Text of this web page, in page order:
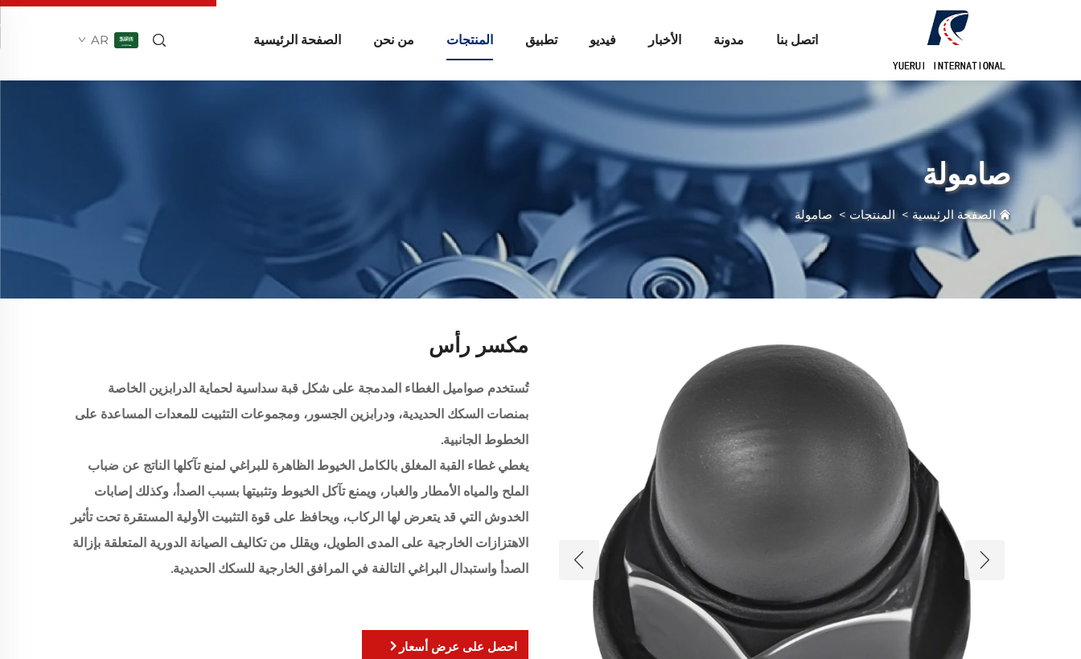
الصفحة الرئيسية من نحن المنتجات تطبيق فيديو الأخبار مدونة اتصل بنا AR
صامولة
الصفحة الرئيسية > المنتجات > صامولة
مكسر رأس
تُستخدم صواميل الغطاء المدمجة على شكل قبة سداسية لحماية الدرابزين الخاصة
بمنصات السكك الحديدية، ودرابزين الجسور، ومجموعات التثبيت للمعدات المساعدة على
الخطوط الجانبية.
يغطي غطاء القبة المغلق بالكامل الخيوط الظاهرة للبراغي لمنع تآكلها الناتج عن ضباب
الملح والمياه الأمطار والغبار، ويمنع تآكل الخيوط وتثبيتها بسبب الصدأ، وكذلك إصابات
الخدوش التي قد يتعرض لها الركاب، ويحافظ على قوة التثبيت الأولية المستقرة تحت تأثير
الاهتزازات الخارجية على المدى الطويل، ويقلل من تكاليف الصيانة الدورية المتعلقة بإزالة
الصدأ واستبدال البراغي التالفة في المرافق الخارجية للسكك الحديدية.
احصل على عرض أسعار